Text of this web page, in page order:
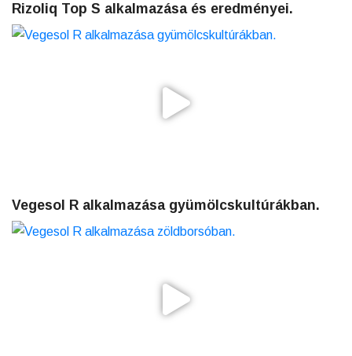
Rizoliq Top S alkalmazása és eredményei.
Vegesol R alkalmazása gyümölcskultúrákban.